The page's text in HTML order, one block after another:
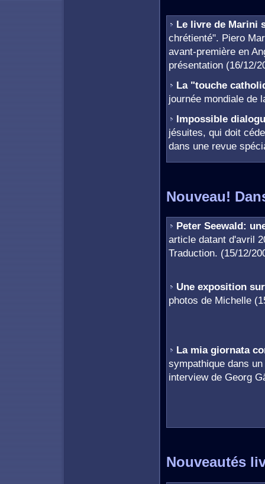
Le livre de Marini
chrétienté". Piero
avant-première en
présentation (16/12/
La "touche
journée mondiale de
Impossible
jésuites, qui doit
dans une revue
Nouveau!
Peter Seewald:
article datant d'avril
Traduction. (15/12/
Une exposition
photos de Michelle
La mia giornata
sympathique dans
interview de Georg
Nouveautés